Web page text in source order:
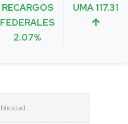
RECARGOS
FEDERALES
2.07%
UMA 117.31